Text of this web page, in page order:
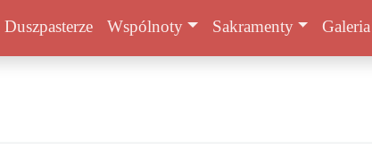
Duszpasterze Wspólnoty Sakramenty Galeria